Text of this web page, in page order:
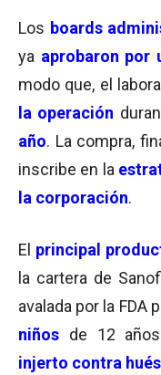
Los boards
ya aprobaron por
modo que, el
la operación
año. La compra,
inscribe en la
la corporación.
El principal
la cartera de
avalada por la FDA
niños de 12
injerto contra